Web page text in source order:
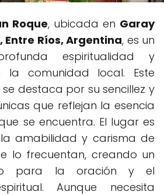
Roque, ubicada en Garay
Entre Ríos, Argentina, es un
espiritualidad y
la comunidad local. Este
destaca por su sencillez y
que reflejan la esencia
se encuentra. El lugar es
amabilidad y carisma de
lo frecuentan, creando un
para la oración y el
Aunque necesita